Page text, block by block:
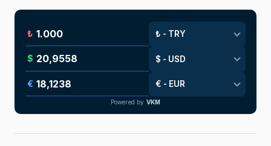
₺
$
€
Powered by VKM